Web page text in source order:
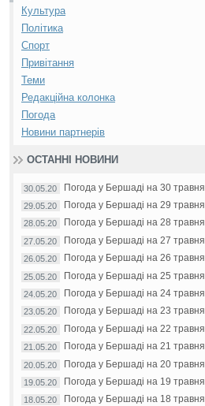
Культура
Політика
Спорт
Привітання
Теми
Редакційна колонка
Погода
Новини партнерів
ОСТАННІ НОВИНИ
30.05.20 Погода у Бершаді на 30 травня
29.05.20 Погода у Бершаді на 29 травня
28.05.20 Погода у Бершаді на 28 травня
27.05.20 Погода у Бершаді на 27 травня
26.05.20 Погода у Бершаді на 26 травня
25.05.20 Погода у Бершаді на 25 травня
24.05.20 Погода у Бершаді на 24 травня
23.05.20 Погода у Бершаді на 23 травня
22.05.20 Погода у Бершаді на 22 травня
21.05.20 Погода у Бершаді на 21 травня
20.05.20 Погода у Бершаді на 20 травня
19.05.20 Погода у Бершаді на 19 травня
18.05.20 Погода у Бершаді на 18 травня